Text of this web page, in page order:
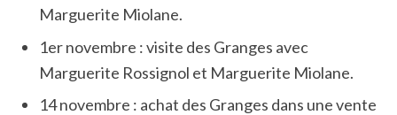
Marguerite Miolane.
1er novembre : visite des Granges avec
Marguerite Rossignol et Marguerite Miolane.
14 novembre : achat des Granges dans une vente